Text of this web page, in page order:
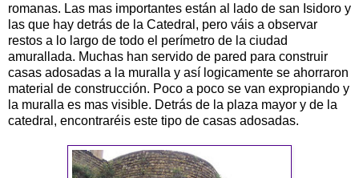
romanas. Las mas importantes están al lado de san Isidoro y
las que hay detrás de la Catedral, pero váis a observar
restos a lo largo de todo el perímetro de la ciudad
amurallada. Muchas han servido de pared para construir
casas adosadas a la muralla y así logicamente se ahorraron
material de construcción. Poco a poco se van expropiando y
la muralla es mas visible. Detrás de la plaza mayor y de la
catedral, encontraréis este tipo de casas adosadas.